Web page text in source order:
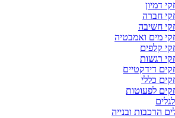
דמיון
חברה
חשיבה
מים ואמבטיה
קלפים
רגשות
דידקטיים
כללי
לפעוטות
הרכבות ובנייה